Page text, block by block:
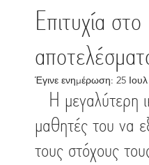
Μηχανογραφικό
Επιτυχία
Έγινε ενημέρωση: 25 Ιουλ
Η μεγαλύτερη
μαθητές του να
τους στόχους